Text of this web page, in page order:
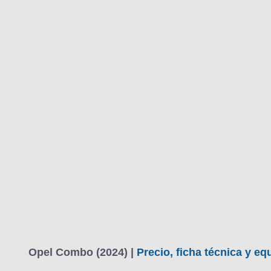
Opel Combo (2024) | Precio, ficha técnica y